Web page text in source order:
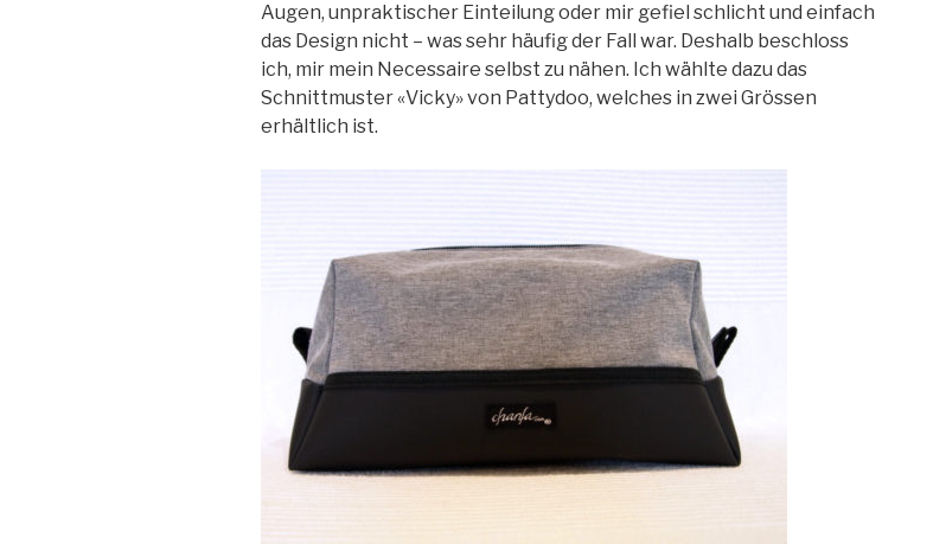
Augen, unpraktischer Einteilung oder mir gefiel schlicht und einfach
das Design nicht – was sehr häufig der Fall war. Deshalb beschloss
ich, mir mein Necessaire selbst zu nähen. Ich wählte dazu das
Schnittmuster «Vicky» von Pattydoo, welches in zwei Grössen
erhältlich ist.